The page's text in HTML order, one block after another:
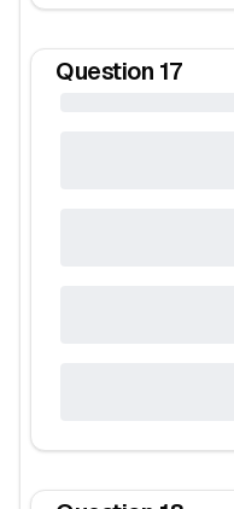
Question 17